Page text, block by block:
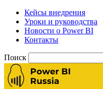
Кейсы внедрения
Уроки и руководства
Новости о Power BI
Контакты
Поиск